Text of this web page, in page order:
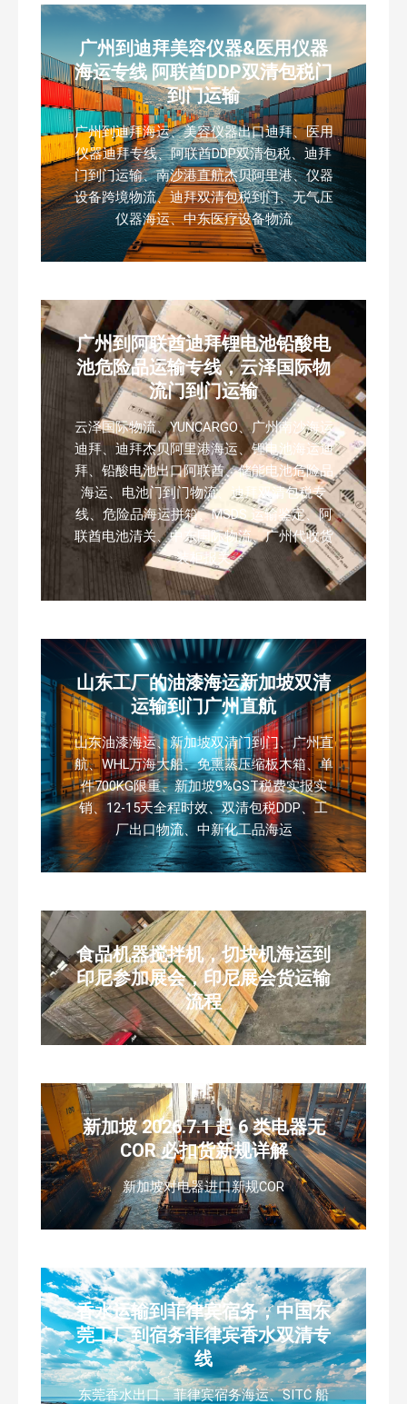
广州到迪拜美容仪器&医用仪器
海运专线 阿联酋DDP双清包税门
到门运输
广州到迪拜海运、美容仪器出口迪拜、医用
仪器迪拜专线、阿联酋DDP双清包税、迪拜
门到门运输、南沙港直航杰贝阿里港、仪器
设备跨境物流、迪拜双清包税到门、无气压
仪器海运、中东医疗设备物流
广州到阿联酋迪拜锂电池铅酸电
池危险品运输专线，云泽国际物
流门到门运输
云泽国际物流、YUNCARGO、广州南沙海运
迪拜、迪拜杰贝阿里港海运、锂电池海运迪
拜、铅酸电池出口阿联酋、储能电池危险品
海运、电池门到门物流、迪拜双清包税专
线、危险品海运拼箱、MSDS 运输鉴定、阿
联酋电池清关、中东国际物流、广州代收货
装柜报关
山东工厂的油漆海运新加坡双清
运输到门广州直航
山东油漆海运、新加坡双清门到门、广州直
航、WHL万海大船、免熏蒸压缩板木箱、单
件700KG限重、新加坡9%GST税费实报实
销、12-15天全程时效、双清包税DDP、工
厂出口物流、中新化工品海运
食品机器搅拌机，切块机海运到
印尼参加展会，印尼展会货运输
流程
新加坡 2026.7.1 起 6 类电器无
COR 必扣货新规详解
新加坡对电器进口新规COR
香水运输到菲律宾宿务，中国东
莞工厂到宿务菲律宾香水双清专
线
东莞香水出口、菲律宾宿务海运、SITC 船